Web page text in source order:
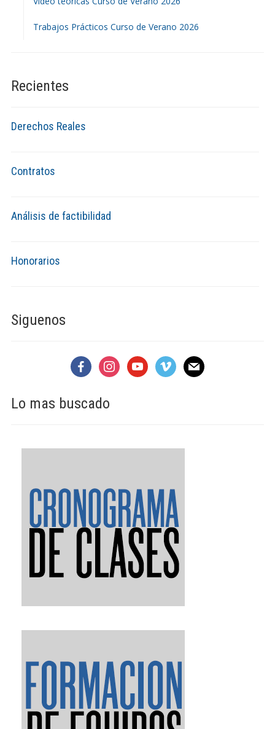
Trabajos Prácticos Curso de Verano 2026
Recientes
Derechos Reales
Contratos
Análisis de factibilidad
Honorarios
Siguenos
facebookinstagramyoutubevimeo mail
Lo mas buscado